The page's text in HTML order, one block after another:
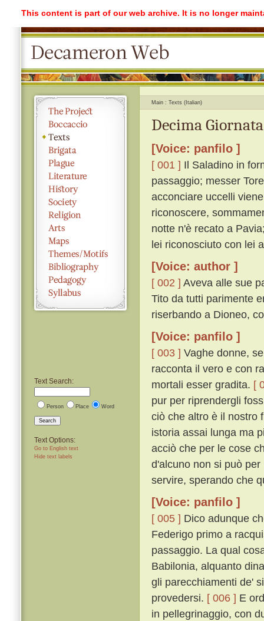
This content is part of our web archive. It is no longer
Text Search:
Person Place Word
Search
Text Options:
Go to English text
Hide text labels
Main Texts (Italian)
Decima
[Voice: panfilo ]
[ 001 ] Il Saladino in
passaggio; messer
acconciare uccelli
riconoscere,
notte n'è recato a
lei riconosciuto con lei
[Voice: author ]
[ 002 ] Aveva alle sue
Tito da tutti parimente
riserbando a Dioneo,
[Voice: panfilo ]
[ 003 ] Vaghe donne,
racconta il vero e con
mortali esser gradita. [
pur per riprendergli
ciò che altro è il nostro
istoria assai lunga ma
acciò che per le cose
d'alcuno non si può
servire, sperando che
[Voice: panfilo ]
[ 005 ] Dico adunque
Federigo primo a
passaggio. La qual
Babilonia, alquanto
gli parecchiamenti de'
provedersi. [ 006 ] E
in pellegrinaggio, con